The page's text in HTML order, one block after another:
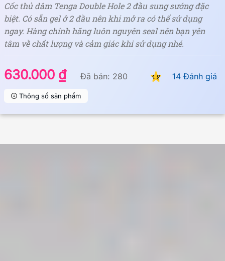
630.000 ₫ Đã bán: 280 4.9 14 Đánh giá
Thông số sản phẩm
Cốc thủ dâm Tenga Double Hole 2 đầu sung sướng đặc
biệt. Có sẵn gel ở 2 đầu nên khi mở ra có thể sử dụng
ngay. Hàng chính hãng luôn nguyên seal nên bạn yên
tâm về chất lượng và cảm giác khi sử dụng nhé.